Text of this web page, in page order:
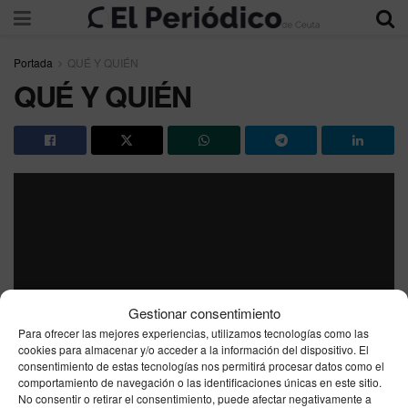
Gestionar consentimiento
Para ofrecer las mejores experiencias, utilizamos tecnologías como las
cookies para almacenar y/o acceder a la información del dispositivo. El
consentimiento de estas tecnologías nos permitirá procesar datos como el
comportamiento de navegación o las identificaciones únicas en este sitio.
No consentir o retirar el consentimiento, puede afectar negativamente a
Portada QUÉ Y QUIÉN
QUÉ Y QUIÉN